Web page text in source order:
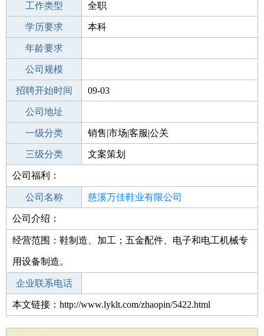
招聘人数 1人
工作类型 全职
性别要求 -
学历要求 本科
工作经验
年龄要求
工作地点
公司规模
公司电话
招聘开始时间 09-03
招聘结束时间
公司地址
一级分类 销售|市场|客服|公关
二级分类 市场
三级分类 文案策划
其他行业
公司福利：
公司名称 慈溪万佳鞋业有限公司
公司类型
公司介绍：
经营范围：鞋制造、加工；五金配件、电子和电工机械专
用设备制造。
企业联系电话
本文链接：http://www.lyklt.com/zhaopin/5422.html